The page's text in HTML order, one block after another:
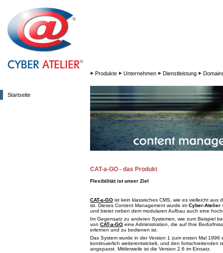
Startseite
Produkte Unternehmen Dienstleistung
CAT-a-GO - das Produkt
Flexibilität ist unser Ziel
CAT-a-GO ist kein klassisches CMS, wie es vielleicht aus
ist. Dieses Content Management wurde im Cyber-Atelier
und bietet neben dem modularen Aufbau auch eine
Im Gegensatz zu anderen Systemen, wie zum Beispiel
von CAT-a-GO eine Administration, die auf Ihre
erlernen und zu bedienen ist.
Das System wurde in der Version 1 zum ersten Mal 1996
kontinuierlich weiterentwickelt, und den fortschreitenden
angepasst. Mittlerweile ist die Version 2.6 im Einsatz.